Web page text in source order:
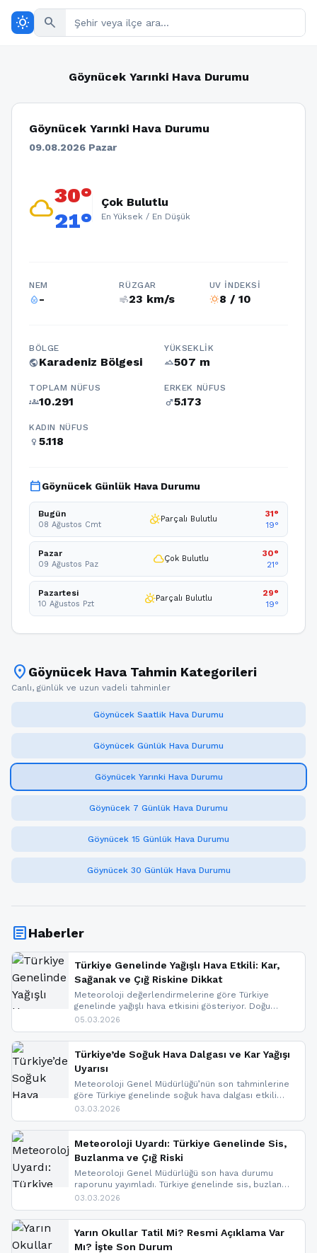
wb_sunny search
Göynücek Yarınki Hava Durumu
Göynücek Yarınki Hava Durumu
09.08.2026 Pazar
cloud30°
21°
Çok Bulutlu
En Yüksek / En Düşük
NEM
humidity_percentage-
RÜZGAR
air23 km/s
UV İNDEKSI
wb_sunny8 / 10
BÖLGE
publicKaradeniz Bölgesi
YÜKSEKLIK
terrain507 m
TOPLAM NÜFUS
groups10.291
ERKEK NÜFUS
male5.173
KADIN NÜFUS
female 5.118
calendar_todayGöynücek Günlük Hava Durumu
Bugün
08 Ağustos Cmt partly_cloudy_dayParçalı Bulutlu
31°
19°
Pazar
09 Ağustos Paz cloudÇok Bulutlu
30°
21°
Pazartesi
10 Ağustos Pzt partly_cloudy_dayParçalı Bulutlu
29°
19°
location_on Göynücek Hava Tahmin Kategorileri
Canlı, günlük ve uzun vadeli tahminler
Göynücek Saatlik Hava Durumu
Göynücek Günlük Hava Durumu
Göynücek Yarınki Hava Durumu
Göynücek 7 Günlük Hava Durumu
Göynücek 15 Günlük Hava Durumu
Göynücek 30 Günlük Hava Durumu
articleHaberler
Türkiye Genelinde Yağışlı Hava Etkili: Kar,
Sağanak ve Çığ Riskine Dikkat
Meteoroloji değerlendirmelerine göre Türkiye
genelinde yağışlı hava etkisini gösteriyor. Doğu
bölgelerinde kar yağışı beklenirken Marmara ve
ise çığ tehlikesi bulunuyor. İç kesimlerde sis ve pus
nedeniyle görüş mesafesinde azalma
yaşanabileceği belirtiliyor.
05.03.2026
Türkiye’de Soğuk Hava Dalgası ve Kar Yağışı
Uyarısı
Meteoroloji Genel Müdürlüğü’nün son tahminlerine
göre Türkiye genelinde soğuk hava dalgası etkili
oluyor. Birçok il için kar yağışı ve buzlanma uyarısı
03.03.2026
Meteoroloji Uyardı: Türkiye Genelinde Sis,
Buzlanma ve Çığ Riski
Meteoroloji Genel Müdürlüğü son hava durumu
raporunu yayımladı. Türkiye genelinde sis, buzlanma
ve don beklenirken Doğu Anadolu ve Doğu
yapıldı. İşte son dakika meteoroloji gelişmeleri.
03.03.2026
Yarın Okullar Tatil Mi? Resmi Açıklama Var
Mı? İşte Son Durum